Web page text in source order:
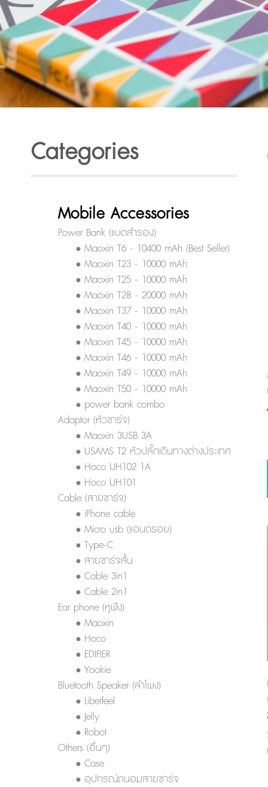
Categories
Mobile Accessories
Power Bank (แบตสำรอง)
• Maoxin T6 - 10400 mAh (Best Seller)
• Maoxin T23 - 10000 mAh
• Maoxin T25 - 10000 mAh
• Maoxin T28 - 20000 mAh
• Maoxin T37 - 10000 mAh
• Maoxin T40 - 10000 mAh
• Maoxin T45 - 10000 mAh
• Maoxin T46 - 10000 mAh
• Maoxin T49 - 10000 mAh
• Maoxin T50 - 10000 mAh
• power bank combo
Adaptor (หัวชาร์จ)
• Maoxin 3USB 3A
• USAMS T2 หัวปลั๊กเดินทางต่างประเทศ
• Hoco UH102 1A
• Hoco UH101
Cable (สายชาร์จ)
• iPhone cable
• Micro usb (แอนดรอย)
• Type-C
• สายชาร์จสั้น
• Cable 3in1
• Cable 2in1
Ear phone (หูฟัง)
• Maoxin
• Hoco
• EDIFIER
• Yookie
Bluetooth Speaker (ลำโพง)
• Liberfeel
• Jelly
• Robot
Others (อื่นๆ)
• Case
• อุปกรณ์ถนอมสายชาร์จ